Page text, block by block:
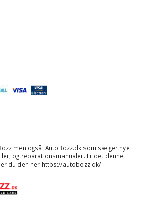
men også AutoBozz.dk som sælger nye
og reparationsmanualer. Er det denne
du den her https://autobozz.dk/